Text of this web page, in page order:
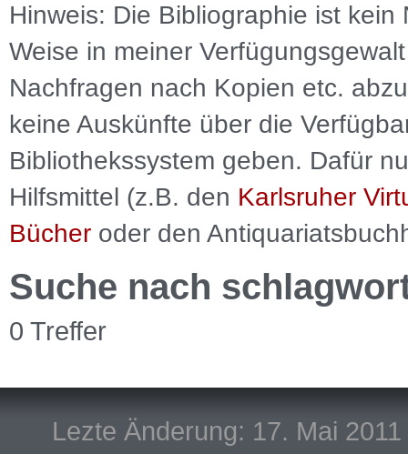
Hinweis: Die Bibliographie ist kein
Weise in meiner
Nachfragen nach Kopien etc.
keine Auskünfte über die
Bibliothekssystem geben. Dafür
Hilfsmittel (z.B. den Karlsruher
Bücher oder den
Suche nach
0 Treffer
Lezte Änderung: 17. Mai